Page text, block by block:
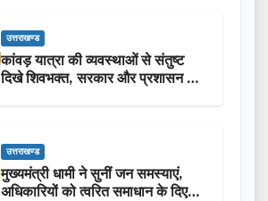
उत्तराखण्ड
कांवड़ यात्रा की व्यवस्थाओं से संतुष्ट
दिखे शिवभक्त, सरकार और प्रशासन की
उत्तराखण्ड
मुख्यमंत्री धामी ने सुनीं जन समस्याएं,
अधिकारियों को त्वरित समाधान के दिए